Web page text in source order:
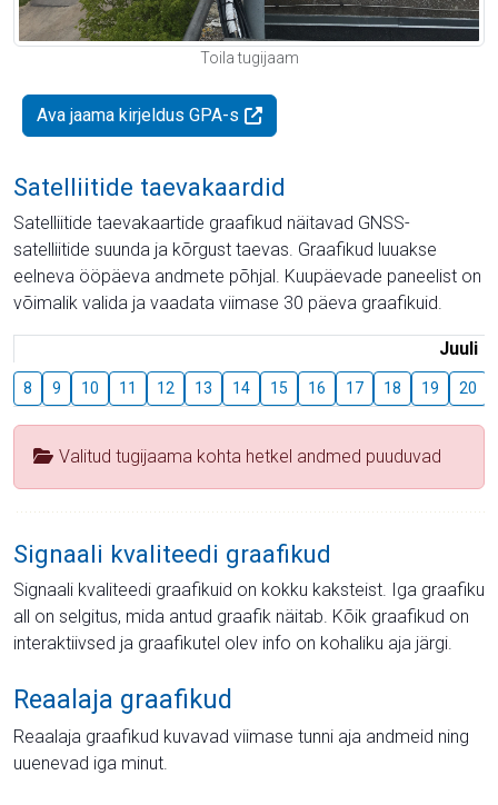
Toila tugijaam
Ava jaama kirjeldus GPA-s
Satelliitide taevakaardid
Satelliitide taevakaartide graafikud näitavad GNSS-
satelliitide suunda ja kõrgust taevas. Graafikud luuakse
eelneva ööpäeva andmete põhjal. Kuupäevade paneelist on
võimalik valida ja vaadata viimase 30 päeva graafikuid.
Juuli
8 9 10 11 12 13 14 15 16 17 18 19 20
Valitud tugijaama kohta hetkel andmed puuduvad
Signaali kvaliteedi graafikud
Signaali kvaliteedi graafikuid on kokku kaksteist. Iga graafiku
all on selgitus, mida antud graafik näitab. Kõik graafikud on
interaktiivsed ja graafikutel olev info on kohaliku aja järgi.
Reaalaja graafikud
Reaalaja graafikud kuvavad viimase tunni aja andmeid ning
uuenevad iga minut.